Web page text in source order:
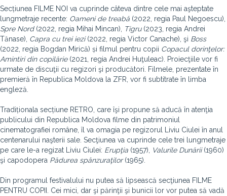
Secțiunea FILME NOI va cuprinde câteva dintre cele mai aşteptate
lungmetraje recente: Oameni de treabă (2022, regia Paul Negoescu),
Spre Nord(2022, regia Mihai Mincan), Tigru(2023, regia Andrei
Tănase), Capra cu trei iezi(2022, regia Victor Canache), şi Boss
(2022, regia Bogdan Mirică) și filmul pentru copii Copacul dorinţelor:
Amintiri din copilărie(2021, regia Andrei Huţuleac). Proiecţiile vor fi
urmate de discuţii cu regizori şi producători. Filmele, prezentate în
premieră în Republica Moldova la ZFR, vor fi subtitrate în limba
engleză.
Tradiționala secțiune RETRO, care îşi propune să aducă în atenţia
publicului din Republica Moldova filme din patrimoniul
cinematografiei române, îl va omagia pe regizorul Liviu Ciulei în anul
centenarului naşterii sale. Secţiunea va cuprinde cele trei lungmetraje
pe care le-a regizat Liviu Ciulei: Erupţia (1957), Valurile Dunării(1960)
şi capodopera Pădurea spânzuraţilor(1965).
Din programul festivalului nu putea să lipsească secţiunea FILME
PENTRU COPII. Cei mici, dar şi părinţii şi bunicii lor vor putea să vadă